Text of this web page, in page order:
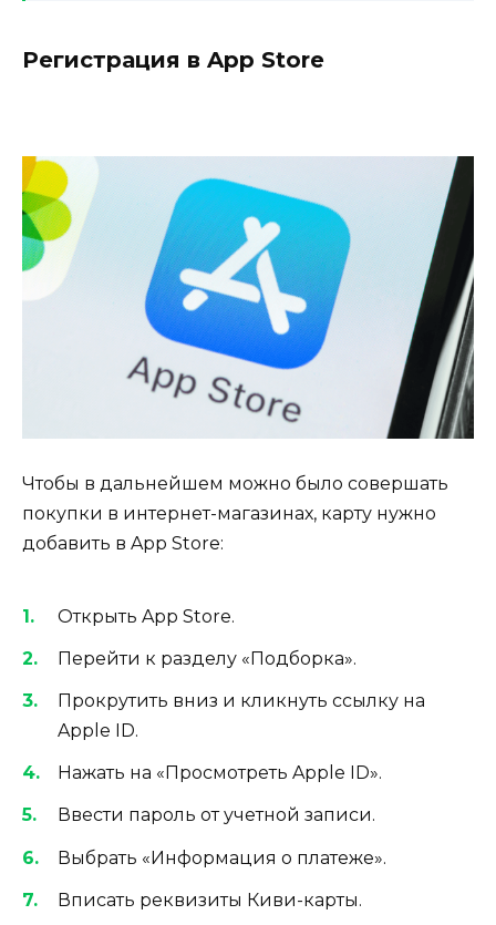
Регистрация в App Store
Чтобы в дальнейшем можно было совершать
покупки в интернет-магазинах, карту нужно
добавить в App Store:
Открыть App Store.
Перейти к разделу «Подборка».
Прокрутить вниз и кликнуть ссылку на
Apple ID.
Нажать на «Просмотреть Apple ID».
Ввести пароль от учетной записи.
Выбрать «Информация о платеже».
Вписать реквизиты Киви-карты.